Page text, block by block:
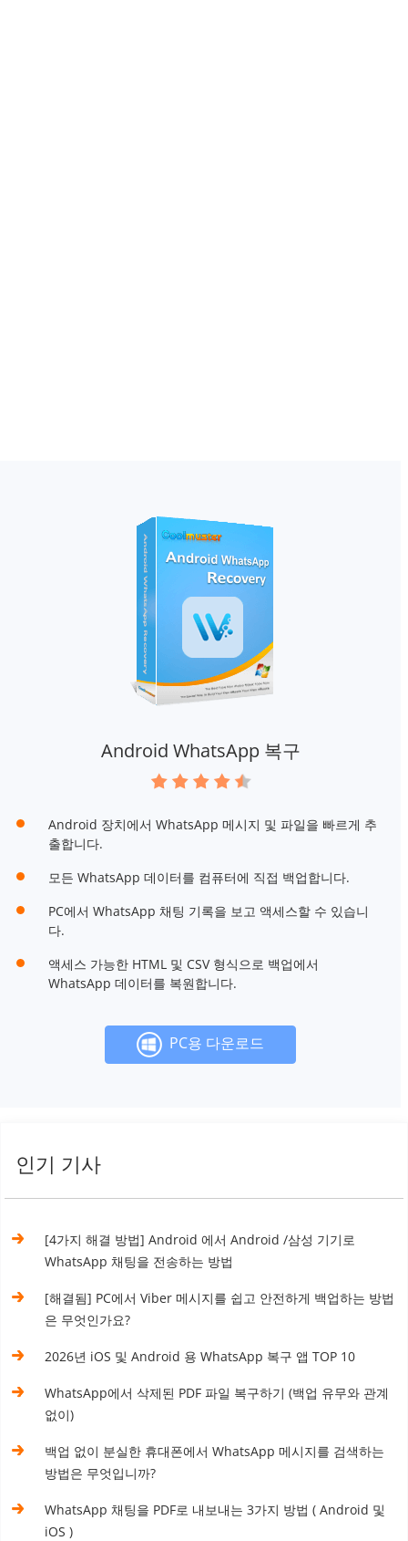
Android WhatsApp 복구
Android 장치에서 WhatsApp 메시지 및 파일을 빠르게 추
출합니다.
모든 WhatsApp 데이터를 컴퓨터에 직접 백업합니다.
PC에서 WhatsApp 채팅 기록을 보고 액세스할 수 있습니
다.
액세스 가능한 HTML 및 CSV 형식으로 백업에서
WhatsApp 데이터를 복원합니다.
PC용 다운로드
인기 기사
[4가지 해결 방법] Android 에서 Android /삼성 기기로
WhatsApp 채팅을 전송하는 방법
[해결됨] PC에서 Viber 메시지를 쉽고 안전하게 백업하는 방법
은 무엇인가요?
2026년 iOS 및 Android 용 WhatsApp 복구 앱 TOP 10
WhatsApp에서 삭제된 PDF 파일 복구하기 (백업 유무와 관계
없이)
백업 없이 분실한 휴대폰에서 WhatsApp 메시지를 검색하는
방법은 무엇입니까?
WhatsApp 채팅을 PDF로 내보내는 3가지 방법 ( Android 및
iOS )